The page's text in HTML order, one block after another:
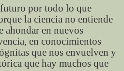
por todo lo que
la ciencia no entiende
ahondar en nuevos
en conocimientos
que nos envuelven y
que hay muchos que